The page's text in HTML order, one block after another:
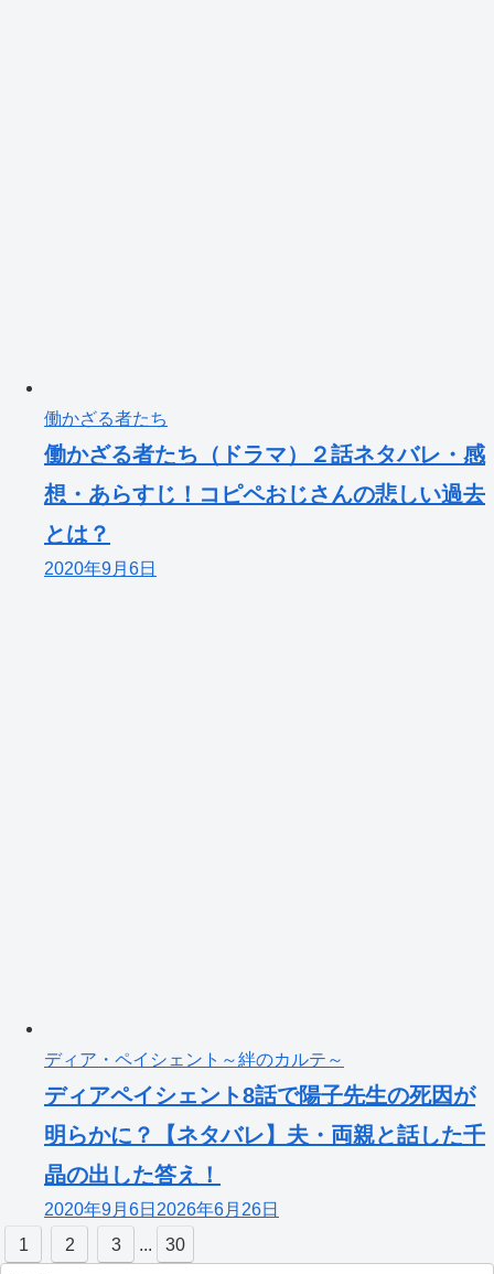
働かざる者たち
働かざる者たち（ドラマ）２話ネタバレ・感
想・あらすじ！コピペおじさんの悲しい過去
とは？
2020年9月6日
ディア・ペイシェント～絆のカルテ～
ディアペイシェント8話で陽子先生の死因が
明らかに？【ネタバレ】夫・両親と話した千
晶の出した答え！
2020年9月6日 2026年6月26日
1
2 3 ... 30